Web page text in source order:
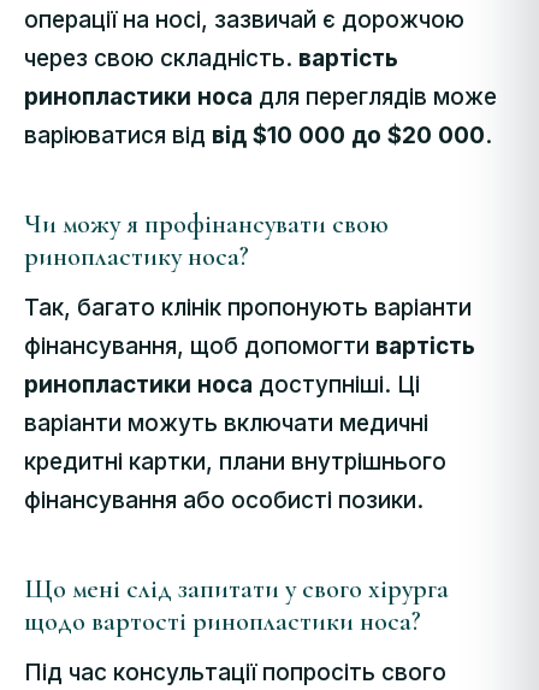
операції на носі, зазвичай є дорожчою
через свою складність. вартість
ринопластики носа для переглядів може
варіюватися від від $10 000 до $20 000.
Чи можу я профінансувати свою
ринопластику носа?
Так, багато клінік пропонують варіанти
фінансування, щоб допомогти вартість
ринопластики носа доступніші. Ці
варіанти можуть включати медичні
кредитні картки, плани внутрішнього
фінансування або особисті позики.
Що мені слід запитати у свого хірурга
щодо вартості ринопластики носа?
Під час консультації попросіть свого